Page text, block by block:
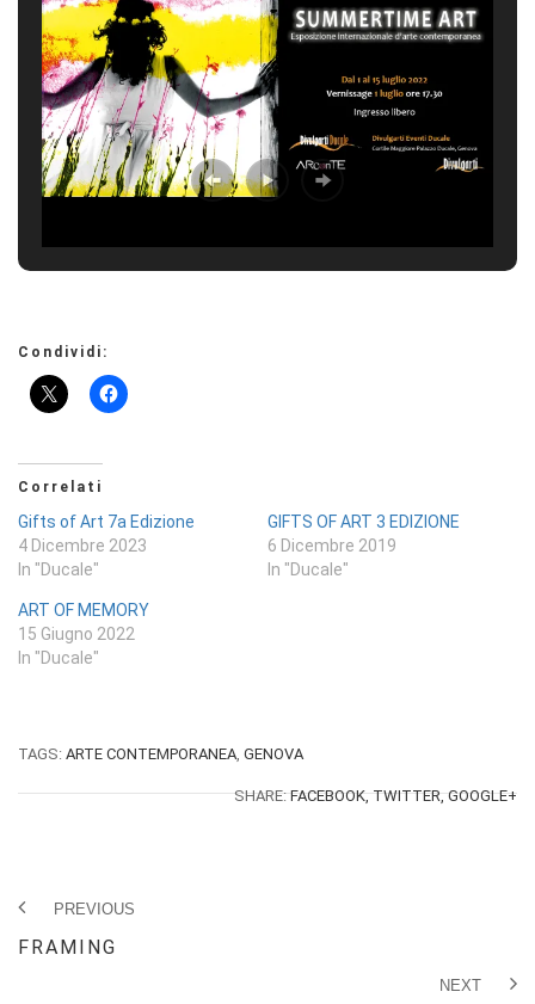
Condividi:
Correlati
Gifts of Art 7a Edizione
4 Dicembre 2023
In "Ducale"
GIFTS OF ART 3 EDIZIONE
6 Dicembre 2019
In "Ducale"
ART OF MEMORY
15 Giugno 2022
In "Ducale"
TAGS: ARTE CONTEMPORANEA, GENOVA
SHARE:FACEBOOK, TWITTER, GOOGLE+
PREVIOUS
FRAMING
NEXT